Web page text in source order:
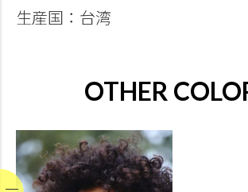
生産国：台湾
OTHER